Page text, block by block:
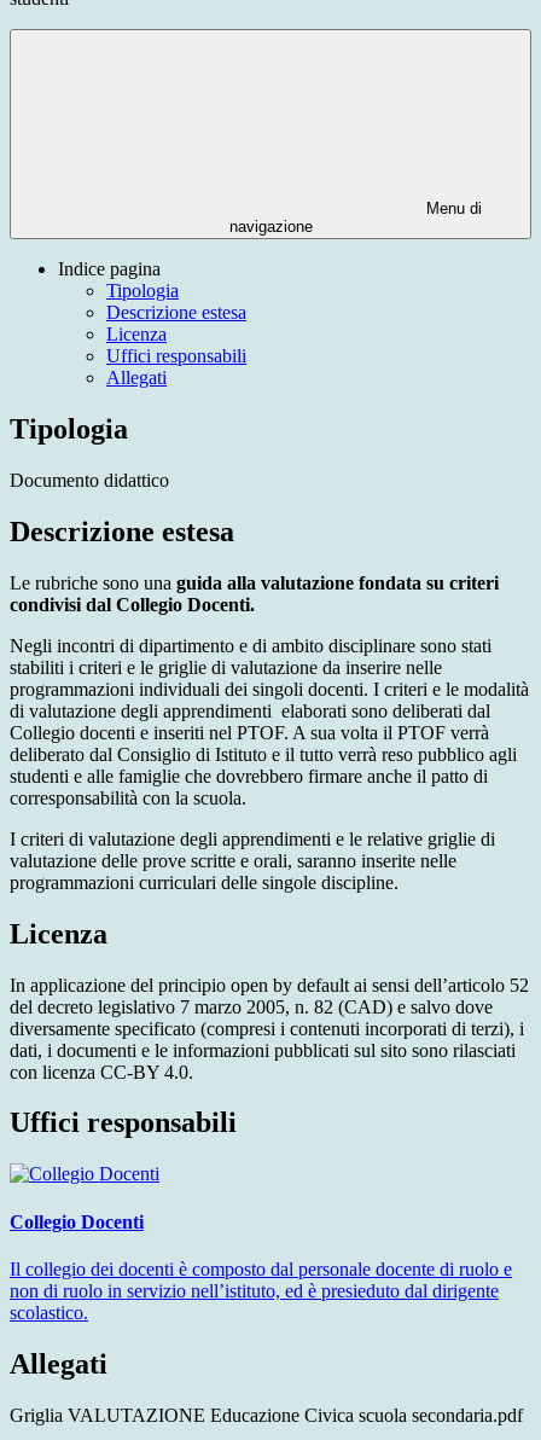
Menu di
navigazione
Indice pagina
Tipologia
Descrizione estesa
Licenza
Uffici responsabili
Allegati
Tipologia
Documento didattico
Descrizione estesa
Le rubriche sono una guida alla valutazione fondata su criteri
condivisi dal Collegio Docenti.
Negli incontri di dipartimento e di ambito disciplinare sono stati
stabiliti i criteri e le griglie di valutazione da inserire nelle
programmazioni individuali dei singoli docenti. I criteri e le modalità
di valutazione degli apprendimenti elaborati sono deliberati dal
Collegio docenti e inseriti nel PTOF. A sua volta il PTOF verrà
deliberato dal Consiglio di Istituto e il tutto verrà reso pubblico agli
studenti e alle famiglie che dovrebbero firmare anche il patto di
corresponsabilità con la scuola.
I criteri di valutazione degli apprendimenti e le relative griglie di
valutazione delle prove scritte e orali, saranno inserite nelle
programmazioni curriculari delle singole discipline.
Licenza
In applicazione del principio open by default ai sensi dell’articolo 52
del decreto legislativo 7 marzo 2005, n. 82 (CAD) e salvo dove
diversamente specificato (compresi i contenuti incorporati di terzi), i
dati, i documenti e le informazioni pubblicati sul sito sono rilasciati
con licenza CC-BY 4.0.
Uffici responsabili
Collegio Docenti
Il collegio dei docenti è composto dal personale docente di ruolo e
non di ruolo in servizio nell’istituto, ed è presieduto dal dirigente
scolastico.
Allegati
Griglia VALUTAZIONE Educazione Civica scuola secondaria.pdf